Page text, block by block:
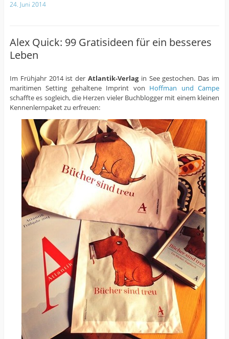
24. Juni 2014
Alex Quick: 99 Gratisideen für ein besseres
Leben
Im Frühjahr 2014 ist der Atlantik-Verlagin See gestochen. Das im
maritimen Setting gehaltene Imprint von Hoffman und Campe
schaffte es sogleich, die Herzen vieler Buchblogger mit einem kleinen
Kennenlernpaket zu erfreuen: